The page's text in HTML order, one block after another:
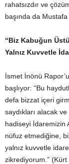
rahatsızdır ve
başında da
“Biz Kabuğun
Yalnız Kuvvetle
İsmet İnönü
başlıyor: “Bu
defa bizzat içeri
saydıkları alacak
hadiseyi İdaremizin
nüfuz etmediğine,
yalnız kuvvetle
zikrediyorum.”